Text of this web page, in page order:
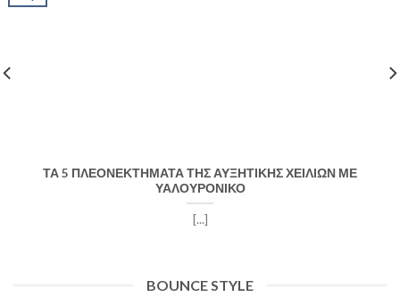
ΤΑ 5 ΠΛΕΟΝΕΚΤΗΜΑΤΑ ΤΗΣ ΑΥΞΗΤΙΚΗΣ ΧΕΙΛΙΩΝ ΜΕ
ΥΑΛΟΥΡΟΝΙΚΟ
[...]
BOUNCE STYLE